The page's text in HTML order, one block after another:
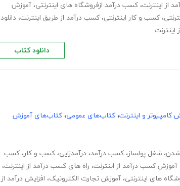
از اینترنت، کسب درآمد ازفروشگاه های اینترنتی، آموزش
، کسب و کار اینترنتی، کسب درآمد از طریق اینترنت، دانلود
دانلود کتاب
و اینترنت، کتاب‌های عمومی، کتاب‌های آموزش
شدن، شغل پولساز، کسب درآمد، درآمدزایی، کسب و کار، کسب
کسب درآمد از اینترنت، راه های کسب درآمد از اینترنت،
های اینترنتی، آموزش تجارت الکترونیک، افزایش درآمد از